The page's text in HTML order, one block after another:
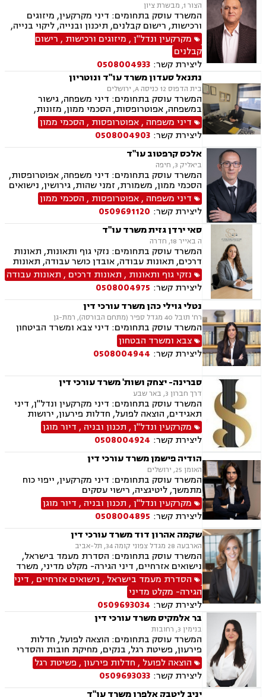
הצור 1, מבשרת ציון
המשרד עוסק בתחומים: דיני מקרקעין, מיזוגים
ורכישות, רישום קבלנים, תיכנון ובנייה, ליקוי בנייה,
מגרשים לבנייה.
מקרקעין ונדל"ן, מיזוגים ורכישות , רישום
קבלנים
ליצירת קשר: 0508004933
נתנאל סעדון משרד עו"ד ונוטריון
בית הדפוס 12 כניסה A, ירושלים
המשרד עוסק בתחומים: דיני משפחה, גישור
במשפחה, אפוטרופסות, הסכמי ממון, מזונות,
משמורת, גירושין, טוען רבני, חלוקת רכוש, מעמד
אישי, תיאום הורי, זמני שהות, ניכור הורי, עסקאות
מתנה, ידועים בציבור, ירושות וצוואות, נוטריון, ייפוי
כוח מתמשך, הוצאה לפועל, חדלות פירעון, תביעות
מסחריות, דיני חוזים, מקרקעין ונדל"ן, עסקאות מכר
דירה, עסקאות מכר יד שניה מקבלן, משפט מסחרי,
דיני חברות, ליטיגציה מסחרית ונדל"נית, דיני
עמותות
דיני משפחה ,אפוטרופסות , הסכמי ממון
ליצירת קשר: 0508004903
אלכס קרפטוב עו"ד
ביאליק 3, חיפה
המשרד עוסק בתחומים: דיני משפחה, אפוטרופסות,
הסכמי ממון, משמורת, זמני שהות, גירושין, נישואים
אזרחיים, חלוקת רכוש, מעמד אישי, תיאום הורי,
ניכור הורי, ירושות וצוואות, ייפוי כוח מתמשך.
דיני משפחה ,אפוטרופסות , הסכמי ממון
ליצירת קשר: 0509691120
סאי ירדן גזית משרד עו"ד
ה באייר 18, חדרה
המשרד עוסק בתחומים: נזקי גוף ותאונות, תאונות
דרכים, תאונות עבודה, אובדן כושר עבודה, תאונות
תלמידים, תאונות ספורט, תאונות עקב רשלנות, צבא
ומשרד הביטחון, תביעות ביטוח ונזקי רכוש, ביטוח
סיעודי, פנסיה, הורות חד מינית, גישור
נזקי גוף ותאונות , תאונות דרכים , תאונות עבודה
ליצירת קשר: 0508004975
נטלי גוילי כהן משרד עורכי דין
רח' תובל 40 מגדל ספיר (מתחם הבורסה), רמת-גן
המשרד עוסק בתחומים: דיני צבא ומשרד הביטחון
צבא ומשרד הבטחון
ליצירת קשר: 0508004944
סברינה- יצחק ושות' משרד עורכי דין
דרך חברון 3, באר שבע
המשרד עוסק בתחומים: דיני מקרקעין ונדל"ן, דיני
תאגידים, הוצאה לפועל, חדלות פירעון, ירושות
וצוואת.
מקרקעין ונדל"ן, תכנון ובניה , דיור מוגן
ליצירת קשר: 0508004924
הודיה פישמן משרד עורכי דין
האומן 25, ירושלים
המשרד עוסק בתחומים: דיני מקרקעין, ייפוי כוח
מתמשך, ליטיגציה, רישוי עסקים
מקרקעין ונדל"ן, תכנון ובניה , דיור מוגן
ליצירת קשר: 0508004895
שקמה אהרון דוד משרד עורכי דין
הארבעה 28 מגדל צפוני קומה 34, תל-אביב
המשרד עוסק בתחומים: הסדרת מעמד בישראל,
נישואים אזרחיים, דיני הגירה- מקלט מדיני, משרד
הפנים, אזרחויות ואשרות, אשרות עבודה, דיני
עבודה, זכויות נשים בהריון, חוקתי מנהלי, מומחים
לדין הזר.
הסדרת מעמד בישראל , נישואים אזרחיים , דיני
הגירה- מקלט מדיני
ליצירת קשר: 0509693034
בר אלמקיס משרד עורכי דין
בנימין 3, רחובות
המשרד עוסק בתחומים: הוצאה לפועל, חדלות
פירעון, פשיטת רגל, בנקים, מחיקת חובות והסדרי
חוב, דיני משפחה, גישור במשפחה, ידועים בציבור,
הסכמי ממון, מזונות, משמורת, גירושין, חלוקת רכוש,
זמני שהות, ניכור הורי
הוצאה לפועל , חדלות פירעון, פשיטת רגל
ליצירת קשר: 0509693033
יניב ליטבק אלפרן משרד עו"ד